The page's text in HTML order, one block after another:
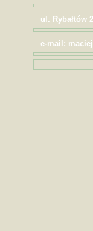
ul. Rybałtów
e-mail: